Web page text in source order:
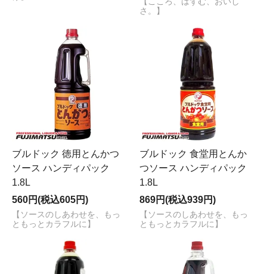
さ。】
ブルドック 徳用とんかつ
ソース ハンディパック
1.8L
560円(税込605円)
【ソースのしあわせを、もっ
ともっとカラフルに】
ブルドック 食堂用とんか
つソース ハンディパック
1.8L
869円(税込939円)
【ソースのしあわせを、もっ
ともっとカラフルに】